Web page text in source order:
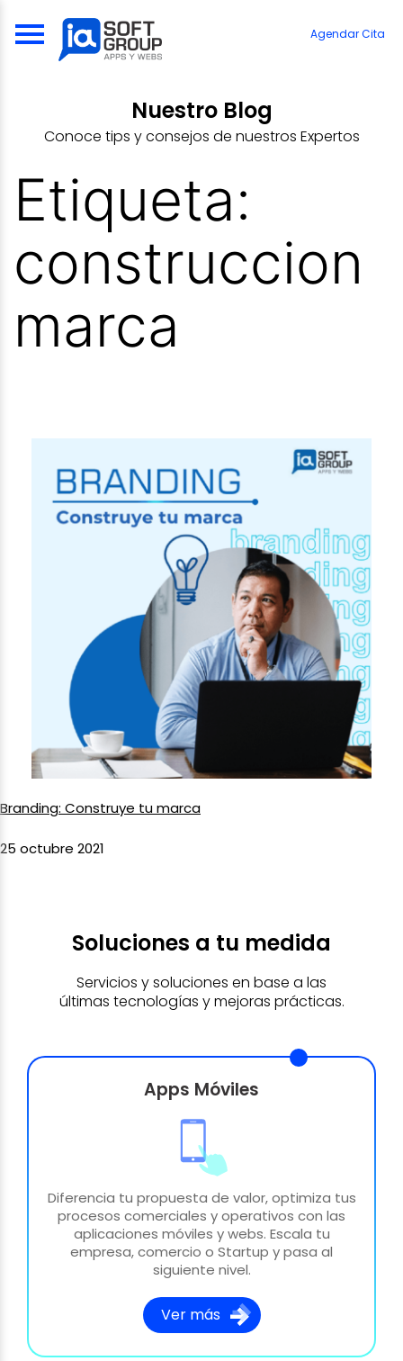
Agendar Cita
Nuestro Blog
Conoce tips y consejos de nuestros Expertos
Etiqueta:
construccion
marca
Branding: Construye tu marca
25 octubre 2021
Soluciones a tu medida
Servicios y soluciones en base a las
últimas tecnologías y mejoras prácticas.
Apps Móviles
Diferencia tu propuesta de valor, optimiza tus
procesos comerciales y operativos con las
aplicaciones móviles y webs. Escala tu
empresa, comercio o Startup y pasa al
siguiente nivel.
Ver más